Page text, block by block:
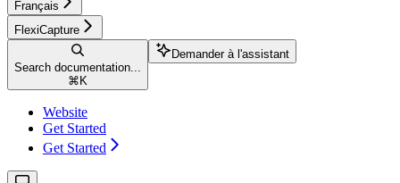
Français
FlexiCapture
Search documentation...
⌘ K
Demander à l'assistant
Website
Get Started
Get Started